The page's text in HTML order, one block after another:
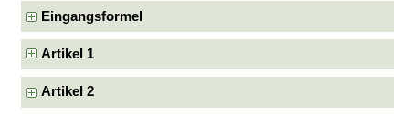
Eingangsformel
Artikel 1
Artikel 2